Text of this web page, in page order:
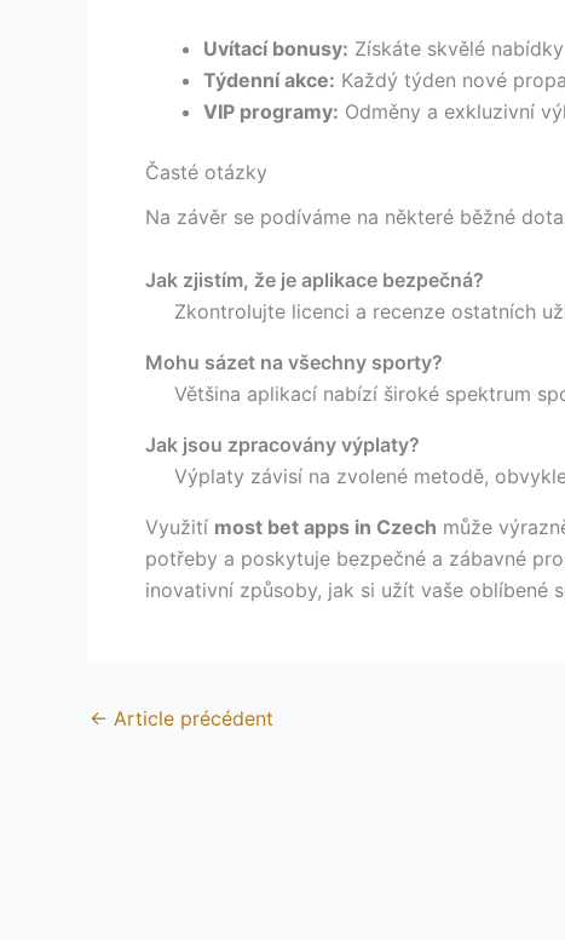
Uvítací bonusy: Získáte skvělé
Týdenní akce: Každý týden nové
VIP programy: Odměny a exkluzivní
Časté otázky
Na závěr se podíváme na některé běžné
Jak zjistím, že je aplikace bezpečná?
Zkontrolujte licenci a recenze ostatních
Mohu sázet na všechny sporty?
Většina aplikací nabízí široké spektrum
Jak jsou zpracovány výplaty?
Výplaty závisí na zvolené metodě,
Využití most bet apps in Czech může
potřeby a poskytuje bezpečné a zábavné
inovativní způsoby, jak si užít vaše oblíbené
← Article précédent